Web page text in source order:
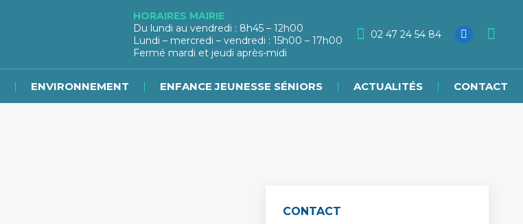
HORAIRES MAIRIE
Du lundi au vendredi : 8h45 – 12h00
Lundi – mercredi – vendredi : 15h00 – 17h00
Fermé mardi et jeudi après-midi
02 47 24 54 84
ENVIRONNEMENT ENFANCE JEUNESSE SÉNIORS ACTUALITÉS CONTACT
CONTACT